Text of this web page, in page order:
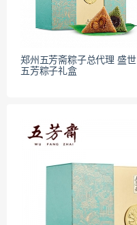
郑州五芳斋粽子总代理 盛世
五芳粽子礼盒